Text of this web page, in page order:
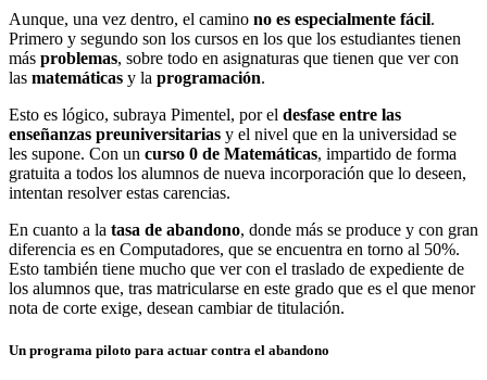
Aunque, una vez dentro, el camino no es especialmente fácil.
Primero y segundo son los cursos en los que los estudiantes tienen
más problemas, sobre todo en asignaturas que tienen que ver con
las matemáticas y la programación.
Esto es lógico, subraya Pimentel, por el desfase entre las
enseñanzas preuniversitarias y el nivel que en la universidad se
les supone. Con un curso 0 de Matemáticas, impartido de forma
gratuita a todos los alumnos de nueva incorporación que lo deseen,
intentan resolver estas carencias.
En cuanto a la tasa de abandono, donde más se produce y con gran
diferencia es en Computadores, que se encuentra en torno al 50%.
Esto también tiene mucho que ver con el traslado de expediente de
los alumnos que, tras matricularse en este grado que es el que menor
nota de corte exige, desean cambiar de titulación.
Un programa piloto para actuar contra el abandono